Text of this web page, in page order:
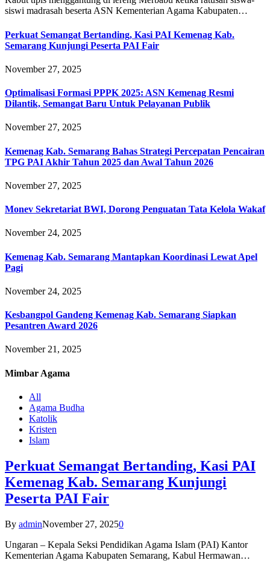
siswi madrasah beserta ASN Kementerian Agama Kabupaten…
Perkuat Semangat Bertanding, Kasi PAI Kemenag Kab.
Semarang Kunjungi Peserta PAI Fair
November 27, 2025
Optimalisasi Formasi PPPK 2025: ASN Kemenag Resmi
Dilantik, Semangat Baru Untuk Pelayanan Publik
November 27, 2025
Kemenag Kab. Semarang Bahas Strategi Percepatan Pencairan
TPG PAI Akhir Tahun 2025 dan Awal Tahun 2026
November 27, 2025
Monev Sekretariat BWI, Dorong Penguatan Tata Kelola Wakaf
November 24, 2025
Kemenag Kab. Semarang Mantapkan Koordinasi Lewat Apel
Pagi
November 24, 2025
Kesbangpol Gandeng Kemenag Kab. Semarang Siapkan
Pesantren Award 2026
November 21, 2025
Mimbar Agama
All
Agama Budha
Katolik
Kristen
Islam
Perkuat Semangat Bertanding, Kasi PAI
Kemenag Kab. Semarang Kunjungi
Peserta PAI Fair
By adminNovember 27, 20250
Ungaran – Kepala Seksi Pendidikan Agama Islam (PAI) Kantor
Kementerian Agama Kabupaten Semarang, Kabul Hermawan…